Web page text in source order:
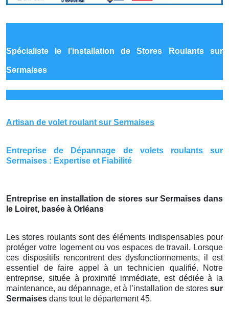
Spécialiste le l'installation de Stores Roulants sur
Sermaises
Artisan de volet roulant sur Sermaises
Entreprise de Dépannage de volets roulants sur
Sermaises : Expertise et Fiabilité
Entreprise en installation de stores sur Sermaises dans
le Loiret, basée à Orléans
Les stores roulants sont des éléments indispensables pour
protéger votre logement ou vos espaces de travail. Lorsque
ces dispositifs rencontrent des dysfonctionnements, il est
essentiel de faire appel à un technicien qualifié. Notre
entreprise, située à proximité immédiate, est dédiée à la
maintenance, au dépannage, et à l’installation de stores sur
Sermaises dans tout le département 45.